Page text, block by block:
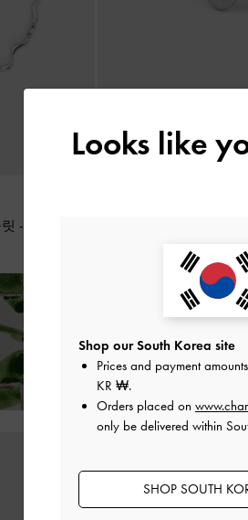
-
전 제품 7만원 이
Looks like
Shop our South Korea site
Prices and payment
KR ₩.
Orders placed on
only be delivered within
SHOP SOUTH